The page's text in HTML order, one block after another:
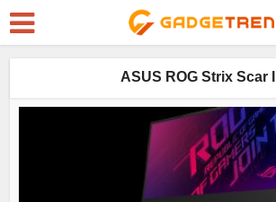
ASUS ROG Strix Scar III